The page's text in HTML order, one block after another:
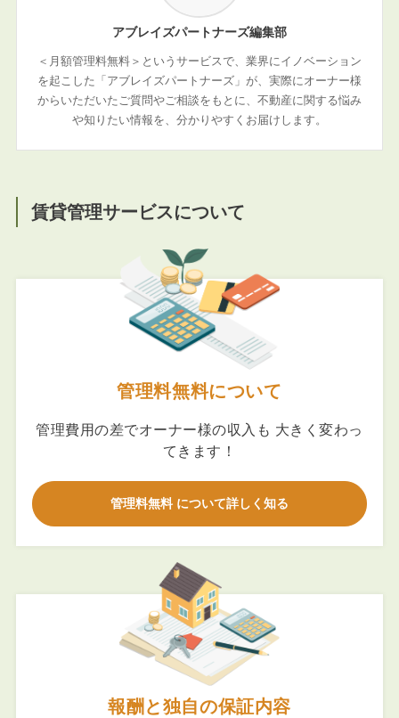
アブレイズパートナーズ編集部
＜月額管理料無料＞というサービスで、業界にイノベーション
を起こした「アブレイズパートナーズ」が、実際にオーナー様
からいただいたご質問やご相談をもとに、不動産に関する悩み
や知りたい情報を、分かりやすくお届けします。
賃貸管理サービスについて
管理料無料について
管理費用の差でオーナー様の収入も 大きく変わっ
てきます！
管理料無料 について詳しく知る
報酬と独自の保証内容